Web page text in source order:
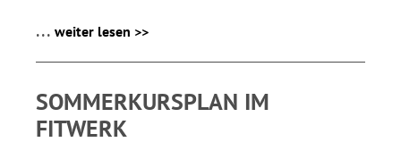
... weiter lesen >>
SOMMERKURSPLAN IM
FITWERK